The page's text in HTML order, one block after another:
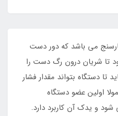
می باشد که دور دست
تا شریان درون رگ دست را
دستگاه بتواند مقدار فشار
اولین عضو دستگاه
و یدک آن کاربرد دارد.